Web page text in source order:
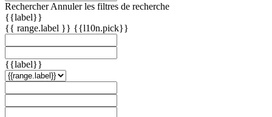
Rechercher Annuler les filtres de recherche
{{label}}
{{ range.label }} {{l10n.pick}}
{{label}}